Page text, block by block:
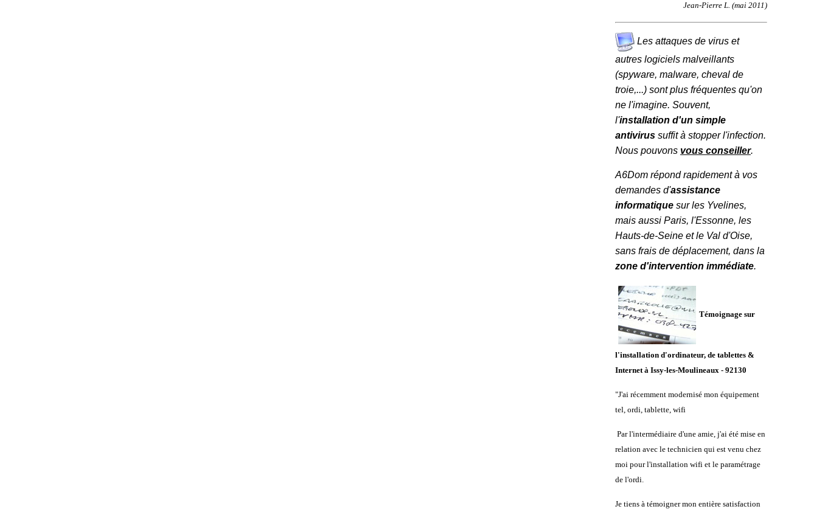
Jean-Pierre L. (mai 2011)
Les attaques de virus et
autres logiciels malveillants
(spyware, malware, cheval de
troie,...) sont plus fréquentes qu'on
ne l'imagine. Souvent,
l'installation d'un simple
antivirus suffit à stopper l'infection.
Nous pouvons vous conseiller.
A6Dom répond rapidement à vos
demandes d'assistance
informatique sur les Yvelines,
mais aussi Paris, l'Essonne, les
Hauts-de-Seine et le Val d'Oise,
sans frais de déplacement, dans la
zone d'intervention immédiate.
Témoignage sur
l'installation d'ordinateur, de tablettes &
Internet à Issy-les-Moulineaux - 92130
"J'ai récemment modernisé mon équipement
tel, ordi, tablette, wifi
Par l'intermédiaire d'une amie, j'ai été mise en
relation avec le technicien qui est venu chez
moi pour l'installation wifi et le paramétrage
de l'ordi.
Je tiens à témoigner mon entière satisfaction